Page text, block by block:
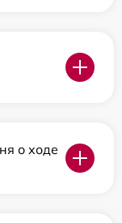
о ходе